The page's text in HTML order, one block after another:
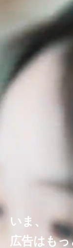
いま、
広告はもっ